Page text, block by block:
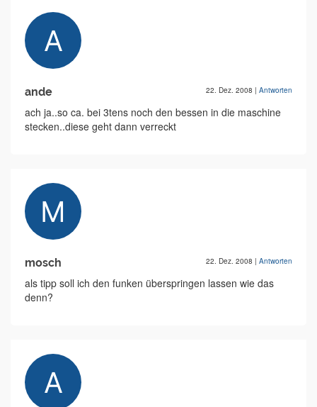
ande 22. Dez. 2008 | Antworten
ach ja..so ca. bei 3tens noch den bessen in die maschine
stecken..diese geht dann verreckt
mosch 22. Dez. 2008 | Antworten
als tipp soll ich den funken überspringen lassen wie das
denn?